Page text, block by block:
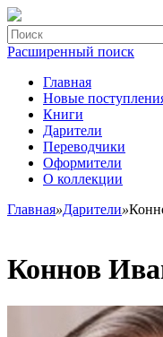
Расширенный поиск
Главная
Новые
Книги
Дарители
Переводчики
Оформители
О коллекции
Главная»Дарители»
Коннов